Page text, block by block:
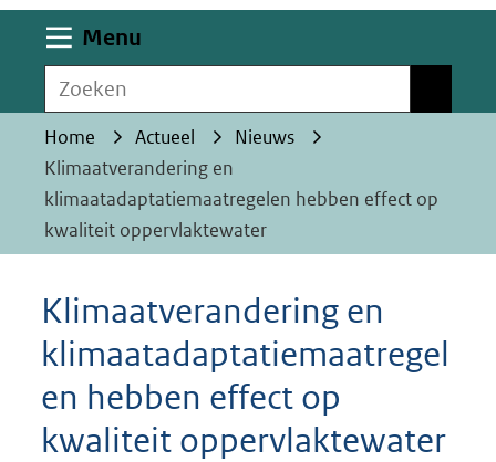
worden
toegestaan
geweigerd.
Menu
Zoeken
Home Actueel
Nieuws
Klimaatverandering en
klimaatadaptatiemaatregelen hebben effect op
kwaliteit oppervlaktewater
Klimaatverandering en
klimaatadaptatiemaatregel
en hebben effect op
kwaliteit oppervlaktewater